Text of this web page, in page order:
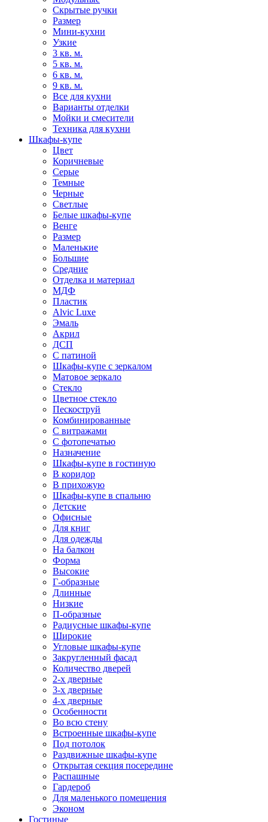
Скрытые ручки
Размер
Мини-кухни
Узкие
3 кв. м.
5 кв. м.
6 кв. м.
9 кв. м.
Все для кухни
Варианты отделки
Мойки и смесители
Техника для кухни
Шкафы-купе
Цвет
Коричневые
Серые
Темные
Черные
Светлые
Белые шкафы-купе
Венге
Размер
Маленькие
Большие
Средние
Отделка и материал
МДФ
Пластик
Alvic Luxe
Эмаль
Акрил
ДСП
С патиной
Шкафы-купе с зеркалом
Матовое зеркало
Стекло
Цветное стекло
Пескоструй
Комбинированные
С витражами
С фотопечатью
Назначение
Шкафы-купе в гостиную
В коридор
В прихожую
Шкафы-купе в спальню
Детские
Офисные
Для книг
Для одежды
На балкон
Форма
Высокие
Г-образные
Длинные
Низкие
П-образные
Радиусные шкафы-купе
Широкие
Угловые шкафы-купе
Закругленный фасад
Количество дверей
2-х дверные
3-х дверные
4-х дверные
Особенности
Во всю стену
Встроенные шкафы-купе
Под потолок
Раздвижные шкафы-купе
Открытая секция посередине
Распашные
Гардероб
Для маленького помещения
Эконом
Гостиные